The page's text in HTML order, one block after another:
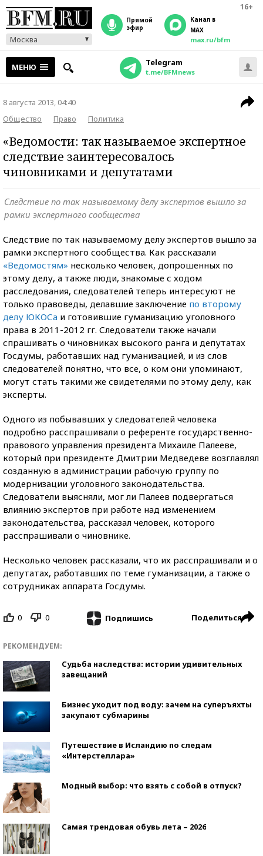
16+
Москва
прямой
эфир
Канал в
MAX
max.ru/bfm
МЕНЮ Telegram
t.me/BFMnews
8 августа 2013, 04:40
Общество
Право Политика
«Ведомости: так называемое экспертное
следствие заинтересовалось
чиновниками и депутатами
Следствие по так называемому делу экспертов вышло за
рамки экспертного сообщества
Следствие по так называемому делу экспертов вышло за
рамки экспертного сообщества. Как рассказали
«Ведомостям» несколько человек, допрошенных по
этому делу, а также люди, знакомые с ходом
расследования, следователей теперь интересуют не
только правоведы, делавшие заключение по второму
делу ЮКОСа и готовившие гуманизацию уголовного
права в 2011-2012 гг. Следователи также начали
спрашивать о чиновниках высокого ранга и депутатах
Госдумы, работавших над гуманизацией, и из слов
следователей понятно, что все, о ком они упоминают,
могут стать такими же свидетелями по этому делу, как
эксперты.
Одного из побывавших у следователей человека
подробно расспрашивали о референте государственно-
правового управления президента Михаиле Палееве,
который при президенте Дмитрии Медведеве возглавлял
созданную в администрации рабочую группу по
модернизации уголовного законодательства.
Следователи выясняли, мог ли Палеев подвергаться
влиянию экспертов при работе над изменением
законодательства, рассказал человек, которого
расспрашивали о чиновнике.
Несколько человек рассказали, что их расспрашивали и о
депутатах, работавших по теме гуманизации, а также о
сотрудниках аппарата Госдумы.
0 0 Подпишись Поделиться
РЕКОМЕНДУЕМ:
Судьба наследства: истории удивительных
завещаний
Бизнес уходит под воду: зачем на суперъяхты
закупают субмарины
Путешествие в Исландию по следам
«Интерстеллара»
Модный выбор: что взять с собой в отпуск?
Самая трендовая обувь лета – 2026